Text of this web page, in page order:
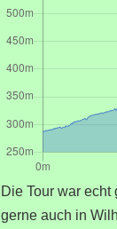
Die Tour war
gerne auch in